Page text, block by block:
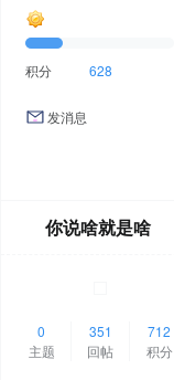
积分 628
发消息
你说啥就是啥
0
主题
351
回帖
712
积分